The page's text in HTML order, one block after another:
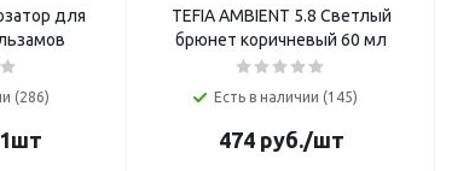
для
(286)
TEFIA AMBIENT 5.8 Светлый
брюнет коричневый 60 мл
Есть в наличии (145)
474руб./шт